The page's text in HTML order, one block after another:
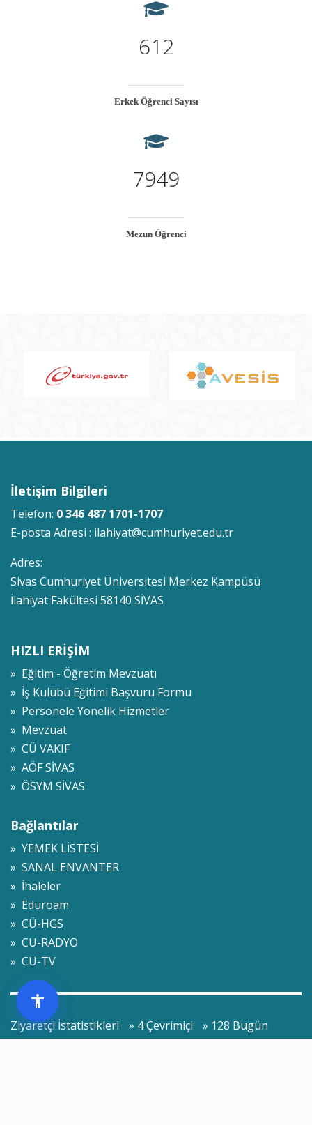
612
Erkek Öğrenci Sayısı
7949
Mezun Öğrenci
İletişim Bilgileri
Telefon: 0 346 487 1701-1707
E-posta Adresi : ilahiyat@cumhuriyet.edu.tr
Adres:
Sivas Cumhuriyet Üniversitesi Merkez Kampüsü
İlahiyat Fakültesi 58140 SİVAS
HIZLI ERİŞİM
» Eğitim - Öğretim Mevzuatı
» İş Kulübü Eğitimi Başvuru Formu
» Personele Yönelik Hizmetler
» Mevzuat
» CÜ VAKIF
» AÖF SİVAS
» ÖSYM SİVAS
Bağlantılar
» YEMEK LİSTESİ
» SANAL ENVANTER
» İhaleler
» Eduroam
» CÜ-HGS
» CU-RADYO
» CU-TV
Ziyaretçi İstatistikleri » 4 Çevrimiçi
» 128 Bugün